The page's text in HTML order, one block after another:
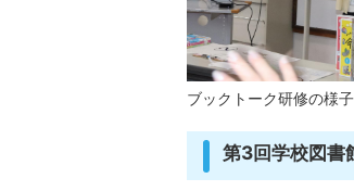
ブックトーク研修の様
第3回学校図書